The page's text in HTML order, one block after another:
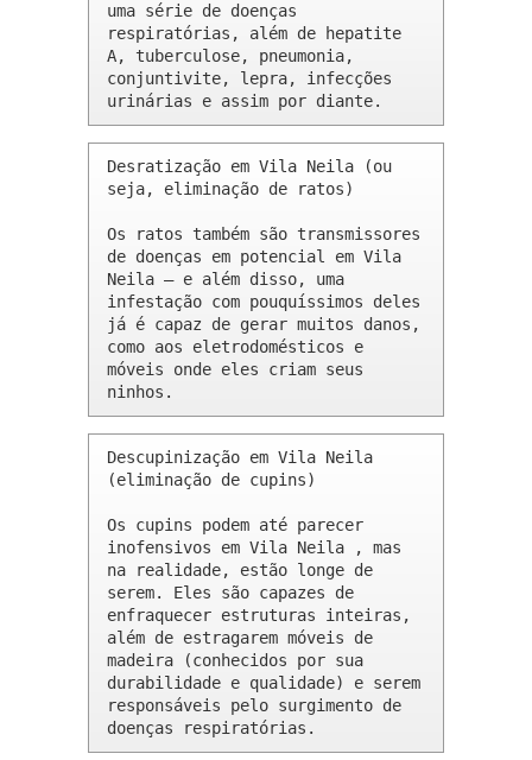
uma série de doenças
respiratórias, além de hepatite
A, tuberculose, pneumonia,
conjuntivite, lepra, infecções
urinárias e assim por diante.
Desratização em Vila Neila (ou
seja, eliminação de ratos)
Os ratos também são transmissores
de doenças em potencial em Vila
Neila – e além disso, uma
infestação com pouquíssimos deles
já é capaz de gerar muitos danos,
como aos eletrodomésticos e
móveis onde eles criam seus
ninhos.
Descupinização em Vila Neila
(eliminação de cupins)
Os cupins podem até parecer
inofensivos em Vila Neila , mas
na realidade, estão longe de
serem. Eles são capazes de
enfraquecer estruturas inteiras,
além de estragarem móveis de
madeira (conhecidos por sua
durabilidade e qualidade) e serem
responsáveis pelo surgimento de
doenças respiratórias.